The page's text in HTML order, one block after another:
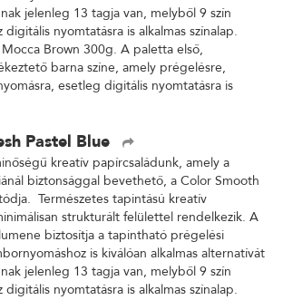
jelenleg 13 tagja van, melyből 9 szín
digitális nyomtatásra is alkalmas színalap.
Brown 300g. A paletta első,
barna színe, amely prégelésre,
esetleg digitális nyomtatásra is
Pastel Blue
kreatív papírcsaládunk, amely a
biztonsággal bevethető, a Color Smooth
Természetes tapintású kreatív
strukturált felülettel rendelkezik. A
biztosítja a tapintható prégelési
is kiválóan alkalmas alternatívát
jelenleg 13 tagja van, melyből 9 szín
digitális nyomtatásra is alkalmas színalap.